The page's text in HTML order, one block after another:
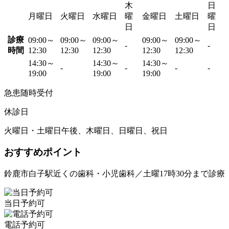
月曜日 火曜日 水曜日
木
曜
日
金曜日 土曜日
日
曜
日
診療
時間
09:00～
12:30
09:00～
12:30
09:00～
12:30
-
09:00～
12:30
09:00～
12:30
-
14:30～
19:00
-
14:30～
19:00
-
14:30～
19:00
- -
急患随時受付
休診日
火曜日・土曜日午後、木曜日、日曜日、祝日
おすすめポイント
鈴鹿市白子駅近くの歯科・小児歯科／土曜17時30分まで診療
当日予約可
電話予約可